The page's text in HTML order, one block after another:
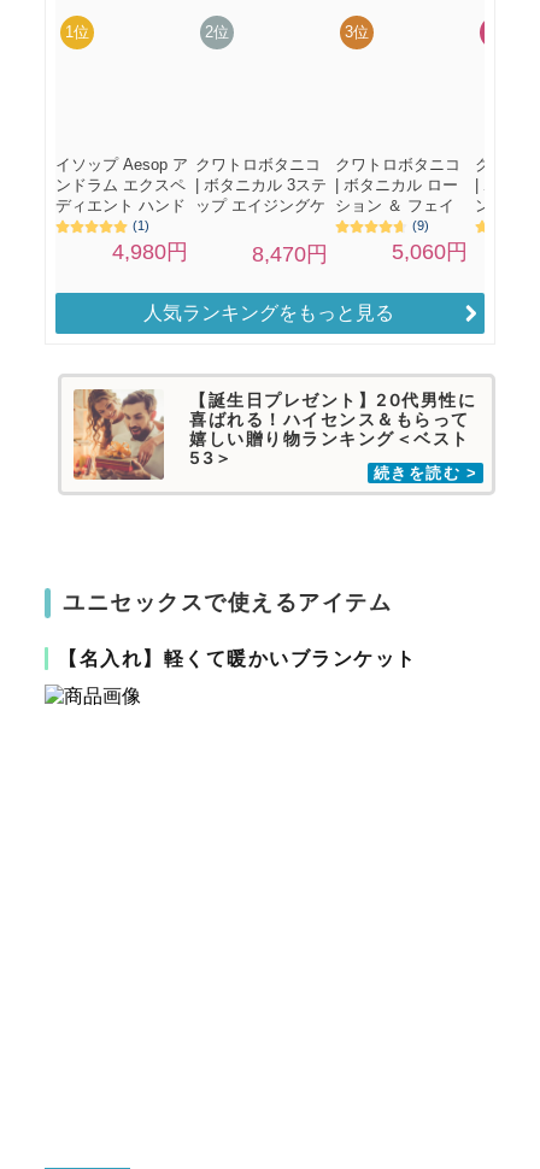
人気ランキングをもっと見る
【誕生日プレゼント】20代男性に
喜ばれる！ハイセンス＆もらって
嬉しい贈り物ランキング＜ベスト
53＞
ユニセックスで使えるアイテム
【名入れ】軽くて暖かいブランケット